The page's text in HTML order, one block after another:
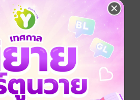
บก่อนดำเนินรายการด้วยค่ะ
อกอินเข้าระบบ